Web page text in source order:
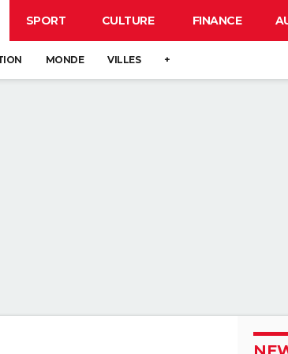
SPORT CULTURE FINANCE
MONDE VILLES +